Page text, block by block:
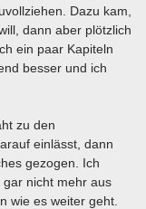
Dazu kam,
dann aber plötzlich
ein paar Kapiteln
besser und ich
zu den
einlässt, dann
gezogen. Ich
nicht mehr aus
wie es weiter geht.